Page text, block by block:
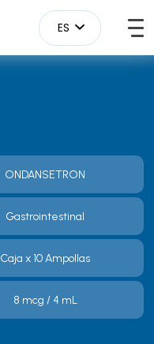
ES
ONDANSETRON
Gastrointestinal
Caja x 10 Ampollas
8 mcg / 4 mL